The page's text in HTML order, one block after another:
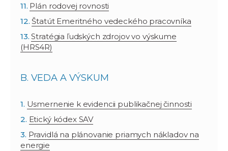
Plán rodovej rovnosti
Štatút Emeritného vedeckého pracovníka
Stratégia ľudských zdrojov vo výskume
(HRS4R)
B. VEDA A VÝSKUM
Usmernenie k evidencii publikačnej činnosti
Etický kódex SAV
Pravidlá na plánovanie priamych nákladov na
energie